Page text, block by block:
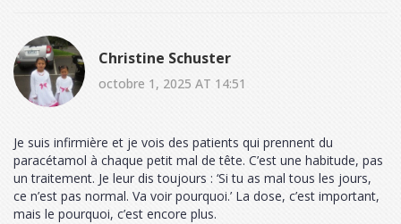
Christine Schuster
octobre 1, 2025 AT 14:51
Je suis infirmière et je vois des patients qui prennent du
paracétamol à chaque petit mal de tête. C’est une habitude, pas
un traitement. Je leur dis toujours : ‘Si tu as mal tous les jours,
ce n’est pas normal. Va voir pourquoi.’ La dose, c’est important,
mais le pourquoi, c’est encore plus.